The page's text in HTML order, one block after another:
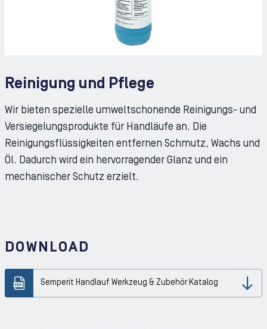
Reinigung und Pflege
Wir bieten spezielle umweltschonende Reinigungs- und
Versiegelungsprodukte für Handläufe an. Die
Reinigungsflüssigkeiten entfernen Schmutz, Wachs und
Öl. Dadurch wird ein hervorragender Glanz und ein
mechanischer Schutz erzielt.
DOWNLOAD
Semperit Handlauf Werkzeug & Zubehör Katalog